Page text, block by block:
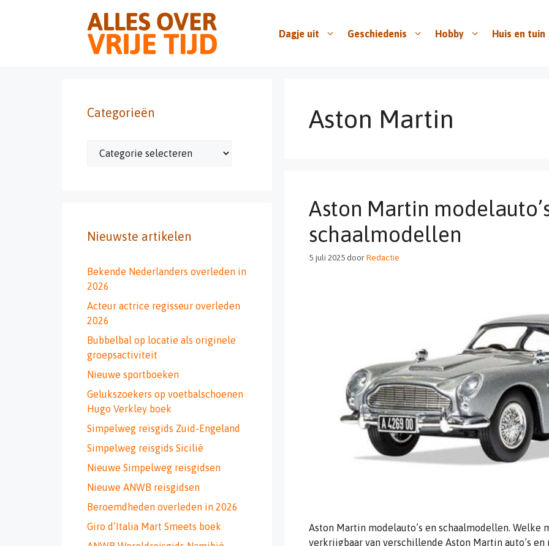
Dagje uit Geschiedenis Hobby Huis en tuin
Aston Martin
Aston Martin
schaalmodellen
5 juli 2025doorRedactie
Aston Martin modelauto’s en schaalmodellen. Welke
verkrijgbaar van verschillende Aston Martin auto’s
Categorieën
Categorieën
Nieuwste artikelen
Bekende Nederlanders overleden in
2026
Acteur actrice regisseur overleden
2026
Bubbelbal op locatie als originele
groepsactiviteit
Nieuwe sportboeken
Gelukszoekers op voetbalschoenen
Hugo Verkley boek
Simpelweg reisgids Zuid-Engeland
Simpelweg reisgids Sicilië
Nieuwe Simpelweg reisgidsen
Nieuwe ANWB reisgidsen
Beroemdheden overleden in 2026
Giro d’Italia Mart Smeets boek